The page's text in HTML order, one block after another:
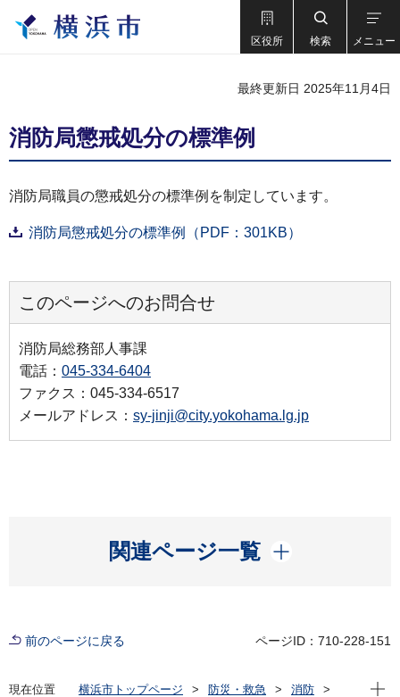
区役所 検索 メニュー
最終更新日 2025年11月4日
消防局懲戒処分の標準例
消防局職員の懲戒処分の標準例を制定しています。
消防局懲戒処分の標準例（PDF：301KB）
このページへのお問合せ
消防局総務部人事課
電話： 045-334-6404
ファクス：045-334-6517
メールアドレス： sy-jinji@city.yokohama.lg.jp
関連ページ一覧
開く
前のページに戻る ページID：710-228-151
現在位置 横浜市トップページ 防災・救急
消防
現在